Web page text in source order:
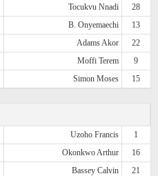
Tocukvu Nnadi
28
B. Onyemaechi
13
Adams Akor
22
Moffi Terem
9
Simon Moses
15
Uzoho Francis
1
Okonkwo Arthur
16
Bassey Calvin
21